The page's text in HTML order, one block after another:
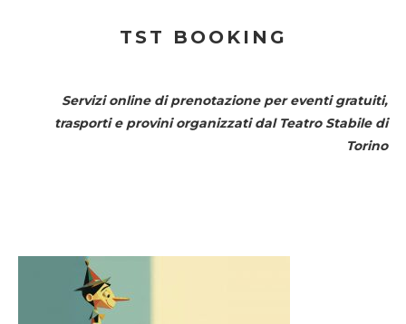
TST BOOKING
Servizi online di prenotazione per eventi gratuiti,
trasporti e provini organizzati dal Teatro Stabile di
Torino